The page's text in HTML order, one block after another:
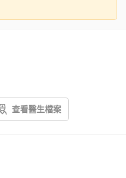
查看醫生檔案